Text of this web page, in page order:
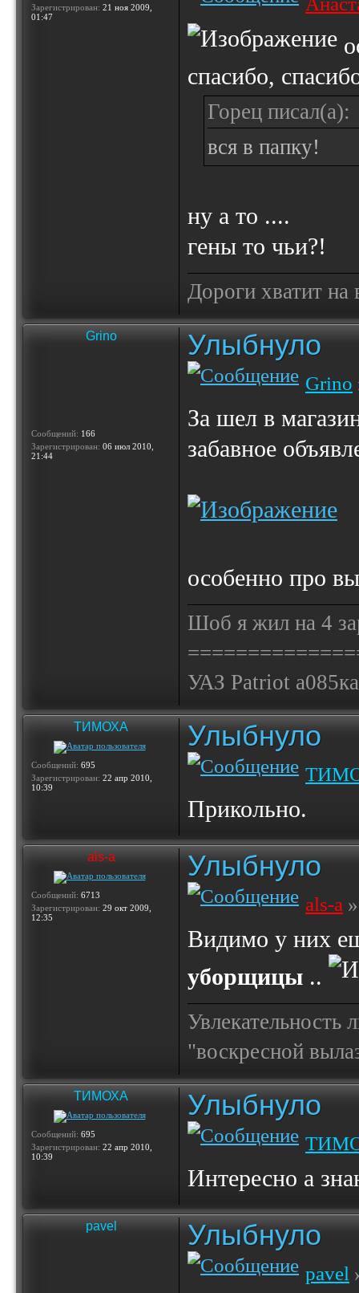
Зарегистрирован: 21 ноя 2009,
01:47
спасибо,
Горец писал(а):
вся в папку!
ну а то ....
гены то чьи?!
Дороги хватит на
Grino
Сообщений: 166
Зарегистрирован: 06 июл 2010,
21:44
Улыбнуло
Grino
За шел в
забавное
особенно про
Шоб я жил на 4
УАЗ Patriot
ТИМОХА
Сообщений: 695
Зарегистрирован: 22 апр 2010,
10:39
Улыбнуло
Прикольно.
als-a
Сообщений: 6713
Зарегистрирован: 29 окт 2009,
12:35
Улыбнуло
als-a
Видимо у них
уборщицы ..
Увлекательность
"воскресной
ТИМОХА
Сообщений: 695
Зарегистрирован: 22 апр 2010,
10:39
Улыбнуло
Интересно а
pavel Улыбнуло
pavel